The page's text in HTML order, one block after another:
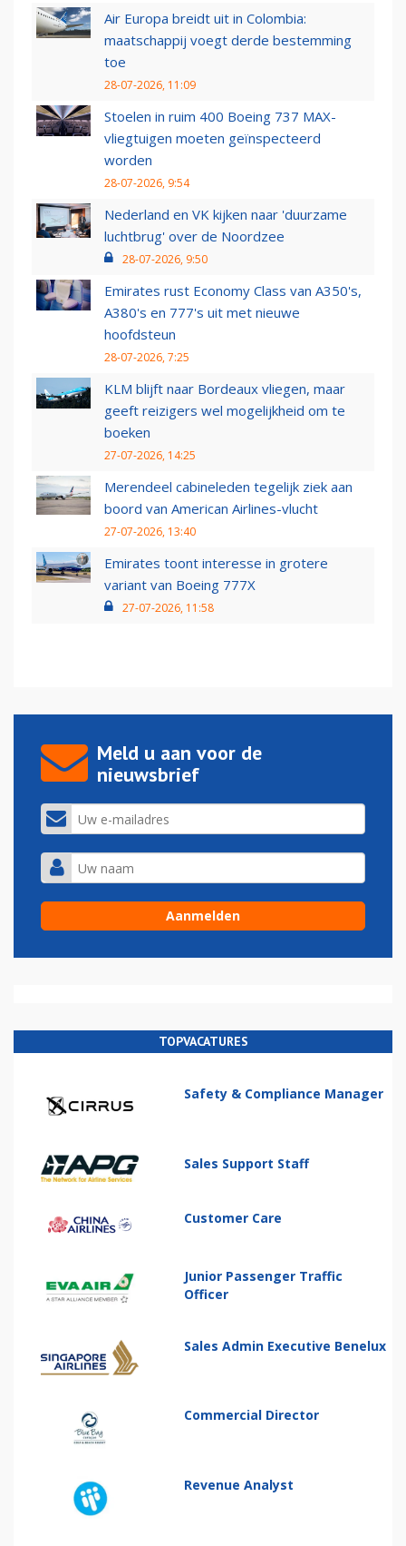
Air Europa breidt uit in Colombia:
maatschappij voegt derde bestemming
toe
28-07-2026, 11:09
Stoelen in ruim 400 Boeing 737 MAX-
vliegtuigen moeten geïnspecteerd
worden
28-07-2026, 9:54
Nederland en VK kijken naar 'duurzame
luchtbrug' over de Noordzee
28-07-2026, 9:50
Emirates rust Economy Class van A350's,
A380's en 777's uit met nieuwe
hoofdsteun
28-07-2026, 7:25
KLM blijft naar Bordeaux vliegen, maar
geeft reizigers wel mogelijkheid om te
boeken
27-07-2026, 14:25
Merendeel cabineleden tegelijk ziek aan
boord van American Airlines-vlucht
27-07-2026, 13:40
Emirates toont interesse in grotere
variant van Boeing 777X
27-07-2026, 11:58
Meld u aan voor de
nieuwsbrief
TOPVACATURES
Safety & Compliance Manager
Sales Support Staff
Customer Care
Junior Passenger Traffic
Officer
Sales Admin Executive Benelux
Commercial Director
Revenue Analyst